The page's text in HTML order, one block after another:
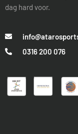
dag hard voor.
0316 200 076